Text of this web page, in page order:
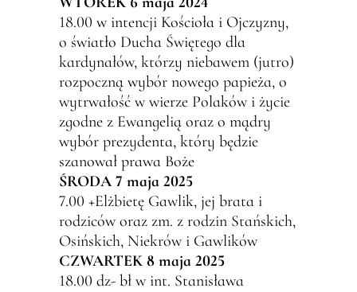
18.00 w intencji Kościoła i Ojczyzny,
o światło Ducha Świętego dla
kardynałów, którzy niebawem (jutro)
rozpoczną wybór nowego papieża, o
wytrwałość w wierze Polaków i życie
zgodne z Ewangelią oraz o mądry
wybór prezydenta, który będzie
szanował prawa Boże
ŚRODA 7 maja 2025
7.00 +Elżbietę Gawlik, jej brata i
rodziców oraz zm. z rodzin Stańskich,
Osińskich, Niekrów i Gawlików
CZWARTEK 8 maja 2025
18.00 dz- bł w int. Stanisława